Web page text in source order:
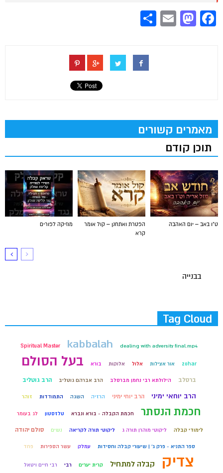
Facebook
Mastodon
Email
מאמרים קשורים
תוכן קודם
מוזיקה לפורים
הפטרת ואתחנן – קול אומר
קרא
ט"ו באב – יום האהבה
בבנייה
Tag Cloud
dealing with adversity final.mp4
kabbalah
Spiritual Master
zohar אור אצילות אלול אלוקות בורא בעל הסולם
ברסלב הילולתא רבי נחמן מברסלב הרב אברהם גוטליב הרב גוטליב
הרב יוחאי ימיני הרב יוחי ימיני הרזיה השגה התמודדות זוהר
חכמת הנסתר חכמת הקבלה - בורא ונברא טלזסטון לג בעומר
לימודי קבלה ליקוטי מוהרן תורה ג ליקוטי תורה לקריאה נשים סולם יהודה
ספר התניא - פרק ג' | שיעורי קבלה וחסידות עמלק עשר הספירות פחד
צדיק קבלה למתחיל קרית יערים רבי רבי חיים ויטאל